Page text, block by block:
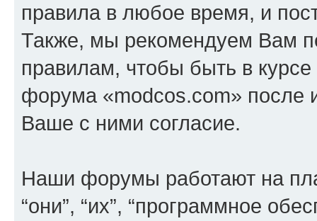
правила в любое время, и
Также, мы рекомендуем Вам
правилам, чтобы быть в
форума «modcos.com» после
Ваше с ними согласие.
Наши форумы работают на
“они”, “их”, “программное